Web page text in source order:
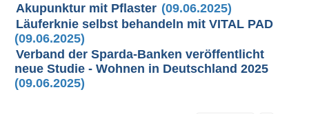
Akupunktur mit Pflaster (09.06.2025)
Läuferknie selbst behandeln mit VITAL PAD
(09.06.2025)
Verband der Sparda-Banken veröffentlicht
neue Studie - Wohnen in Deutschland 2025
(09.06.2025)